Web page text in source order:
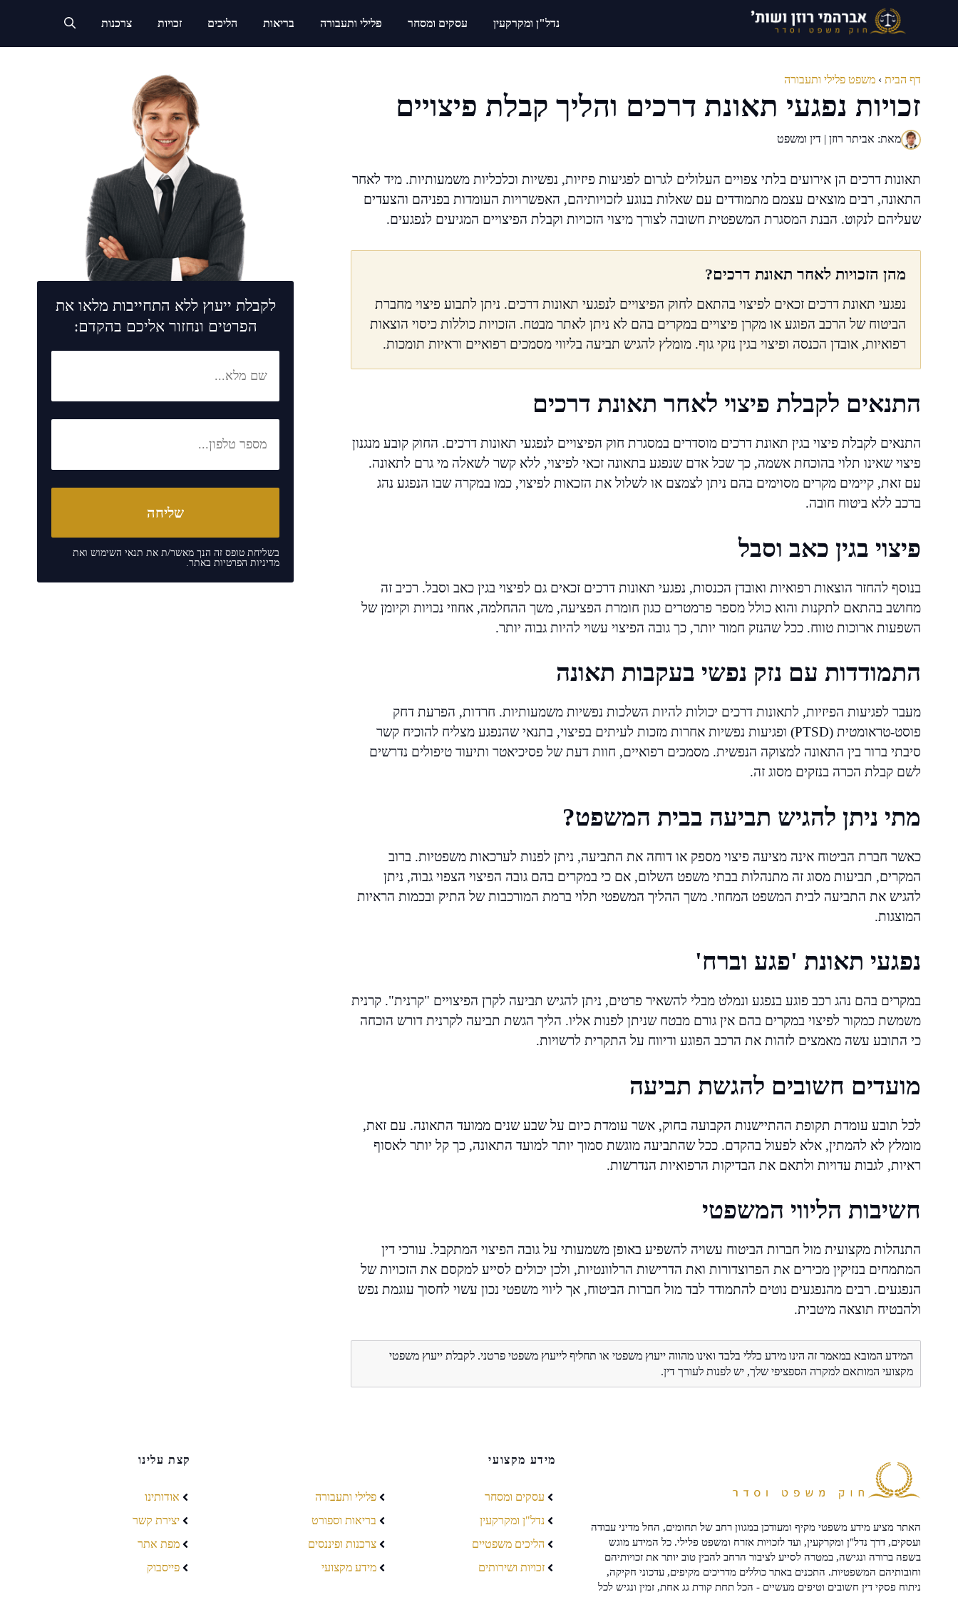
נדל"ן ומקרקעין עסקים ומסחר פלילי ותעבורה בריאות הליכים זכויות צרכנות
דף הבית › משפט פלילי ותעבורה
זכויות נפגעי תאונת דרכים והליך קבלת פיצויים
מאת: אביתר רוזן | דין ומשפט
תאונות דרכים הן אירועים בלתי צפויים העלולים לגרום לפגיעות פיזיות, נפשיות וכלכליות משמעותיות. מיד לאחר
התאונה, רבים מוצאים עצמם מתמודדים עם שאלות בנוגע לזכויותיהם, האפשרויות העומדות בפניהם והצעדים
שעליהם לנקוט. הבנת המסגרת המשפטית חשובה לצורך מיצוי הזכויות וקבלת הפיצויים המגיעים לנפגעים.
מהן הזכויות לאחר תאונת דרכים?
נפגעי תאונת דרכים זכאים לפיצוי בהתאם לחוק הפיצויים לנפגעי תאונות דרכים. ניתן לתבוע פיצוי מחברת
הביטוח של הרכב הפוגע או מקרן פיצויים במקרים בהם לא ניתן לאתר מבטח. הזכויות כוללות כיסוי הוצאות
רפואיות, אובדן הכנסה ופיצוי בגין נזקי גוף. מומלץ להגיש תביעה בליווי מסמכים רפואיים וראיות תומכות.
התנאים לקבלת פיצוי לאחר תאונת דרכים
התנאים לקבלת פיצוי בגין תאונת דרכים מוסדרים במסגרת חוק הפיצויים לנפגעי תאונות דרכים. החוק קובע מנגנון
פיצוי שאינו תלוי בהוכחת אשמה, כך שכל אדם שנפגע בתאונה זכאי לפיצוי, ללא קשר לשאלה מי גרם לתאונה.
עם זאת, קיימים מקרים מסוימים בהם ניתן לצמצם או לשלול את הזכאות לפיצוי, כמו במקרה שבו הנפגע נהג
ברכב ללא ביטוח חובה.
פיצוי בגין כאב וסבל
בנוסף להחזר הוצאות רפואיות ואובדן הכנסות, נפגעי תאונות דרכים זכאים גם לפיצוי בגין כאב וסבל. רכיב זה
מחושב בהתאם לתקנות והוא כולל מספר פרמטרים כגון חומרת הפציעה, משך ההחלמה, אחוזי נכויות וקיומן של
השפעות ארוכות טווח. ככל שהנזק חמור יותר, כך גובה הפיצוי עשוי להיות גבוה יותר.
התמודדות עם נזק נפשי בעקבות תאונה
מעבר לפגיעות הפיזיות, לתאונות דרכים יכולות להיות השלכות נפשיות משמעותיות. חרדות, הפרעת דחק
פוסט-טראומטית (PTSD) ופגיעות נפשיות אחרות מזכות לעיתים בפיצוי, בתנאי שהנפגע מצליח להוכיח קשר
סיבתי ברור בין התאונה למצוקה הנפשית. מסמכים רפואיים, חוות דעת של פסיכיאטר ותיעוד טיפולים נדרשים
לשם קבלת הכרה בנזקים מסוג זה.
מתי ניתן להגיש תביעה בבית המשפט?
כאשר חברת הביטוח אינה מציעה פיצוי מספק או דוחה את התביעה, ניתן לפנות לערכאות משפטיות. ברוב
המקרים, תביעות מסוג זה מתנהלות בבתי משפט השלום, אם כי במקרים בהם גובה הפיצוי הצפוי גבוה, ניתן
להגיש את התביעה לבית המשפט המחוזי. משך ההליך המשפטי תלוי ברמת המורכבות של התיק ובכמות הראיות
המוצגות.
נפגעי תאונת 'פגע וברח'
במקרים בהם נהג רכב פוגע בנפגע ונמלט מבלי להשאיר פרטים, ניתן להגיש תביעה לקרן הפיצויים "קרנית". קרנית
משמשת כמקור לפיצוי במקרים בהם אין גורם מבטח שניתן לפנות אליו. הליך הגשת תביעה לקרנית דורש הוכחה
כי התובע עשה מאמצים לזהות את הרכב הפוגע ודיווח על התקרית לרשויות.
מועדים חשובים להגשת תביעה
לכל תובע עומדת תקופת ההתיישנות הקבועה בחוק, אשר עומדת כיום על שבע שנים ממועד התאונה. עם זאת,
מומלץ לא להמתין, אלא לפעול בהקדם. ככל שהתביעה מוגשת סמוך יותר למועד התאונה, כך קל יותר לאסוף
ראיות, לגבות עדויות ולתאם את הבדיקות הרפואיות הנדרשות.
חשיבות הליווי המשפטי
התנהלות מקצועית מול חברות הביטוח עשויה להשפיע באופן משמעותי על גובה הפיצוי המתקבל. עורכי דין
המתמחים בנזיקין מכירים את הפרוצדורות ואת הדרישות הרלוונטיות, ולכן יכולים לסייע למקסם את הזכויות של
הנפגעים. רבים מהנפגעים נוטים להתמודד לבד מול חברות הביטוח, אך ליווי משפטי נכון עשוי לחסוך עוגמת נפש
ולהבטיח תוצאה מיטבית.
המידע המובא במאמר זה הינו מידע כללי בלבד ואינו מהווה ייעוץ משפטי או תחליף לייעוץ משפטי פרטני. לקבלת ייעוץ משפטי
מקצועי המותאם למקרה הספציפי שלך, יש לפנות לעורך דין.
לקבלת ייעוץ ללא התחייבות מלאו את
הפרטים ונחזור אליכם בהקדם:
בשליחת טופס זה הנך מאשר/ת את תנאי השימושואת
מדיניות הפרטיותבאתר.
האתר מציע מידע משפטי מקיף ומעודכן במגוון רחב של תחומים, החל מדיני עבודה
ועסקים, דרך נדל"ן ומקרקעין, ועד לזכויות אזרח ומשפט פלילי. כל המידע מוגש
בשפה ברורה ונגישה, במטרה לסייע לציבור הרחב להבין טוב יותר את זכויותיהם
וחובותיהם המשפטיות. התכנים באתר כוללים מדריכים מקיפים, עדכוני חקיקה,
ניתוח פסקי דין חשובים וטיפים מעשיים - הכל תחת קורת גג אחת, זמין ונגיש לכל
מידע מקצועי
עסקים ומסחר
נדל"ן ומקרקעין
הליכים משפטיים
זכויות ושירותים
פלילי ותעבורה
בריאות וספורט
צרכנות ופיננסים
מידע מקצועי
קצת עלינו
אודותינו
יצירת קשר
מפת אתר
פייסבוק